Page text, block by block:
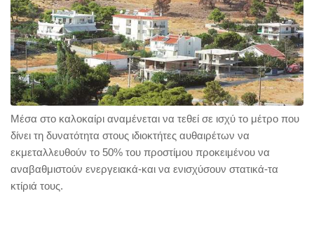
Μέσα στο καλοκαίρι αναμένεται να τεθεί σε ισχύ το μέτρο που
δίνει τη δυνατότητα στους ιδιοκτήτες αυθαιρέτων να
εκμεταλλευθούν το 50% του προστίμου προκειμένου να
αναβαθμιστούν ενεργειακά-και να ενισχύσουν στατικά-τα
κτίριά τους.